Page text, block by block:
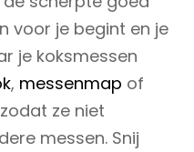
voor je begint en je
je koksmessen
, messenmap of
zodat ze niet
messen. Snij